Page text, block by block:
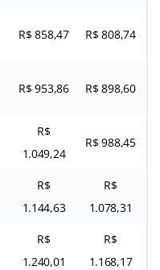
R$ 858,47 R$ 808,74
R$ 953,86 R$ 898,60
R$
1.049,24
R$ 988,45
R$
1.144,63
R$
1.078,31
R$
1.240,01
R$
1.168,17